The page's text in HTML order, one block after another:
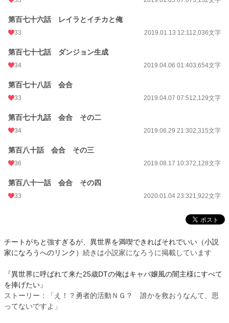
第百七十六話 レイラとイチカと俺
33 2019.01.13 12:112,036文字
第百七十七話 ダンジョン生成
34 2019.04.06 01:403,654文字
第百七十八話 会合
33 2019.04.07 07:512,129文字
第百七十九話 会合 その二
34 2019.06.29 21:302,315文字
第百八十話 会合 その三
36 2019.08.17 10:372,128文字
第百八十一話 会合 その四
33 2020.01.04 23:321,922文字
チートがちと強すぎるが、異世界を満喫できればそれでいい（小説
家になろうへのリンク） 続きは小説家になろうに掲載しています
『異世界に呼ばれて来た25歳DTの俺はキャバ嬢風の闇主様にすべて
を捧げたい』
ストーリー：「え！？勇者的活動ＮＧ？ 誰かを救おうなんて、思
ってないですよ」